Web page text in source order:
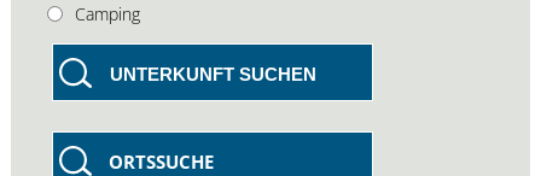
Camping
UNTERKUNFT SUCHEN
ORTSSUCHE